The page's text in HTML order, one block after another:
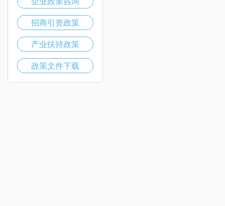
招商引资政策
产业扶持政策
政策文件下载